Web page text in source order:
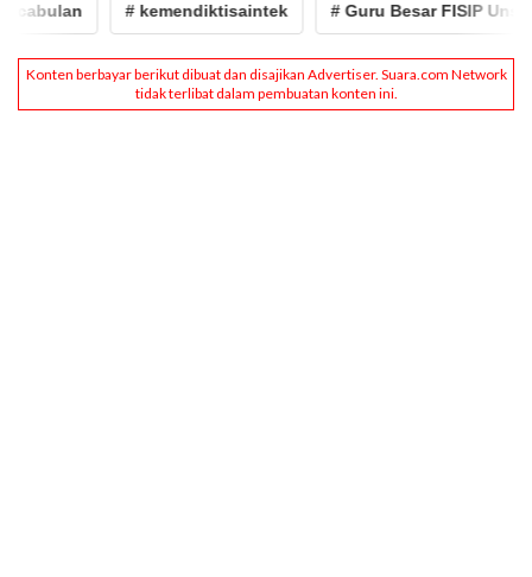
# kemendiktisaintek # Guru Besar FISIP Unsoed